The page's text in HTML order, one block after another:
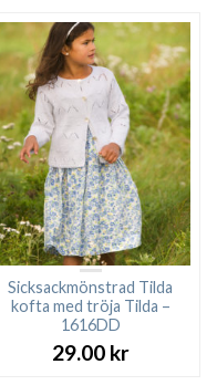
Sicksackmönstrad Tilda
kofta med tröja Tilda –
1616DD
29.00 kr